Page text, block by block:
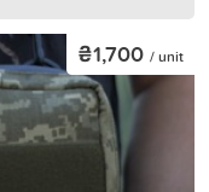
₴1,700 / unit